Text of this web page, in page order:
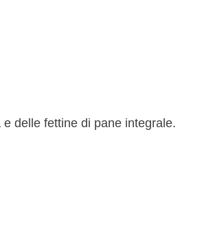
delle fettine di pane integrale.